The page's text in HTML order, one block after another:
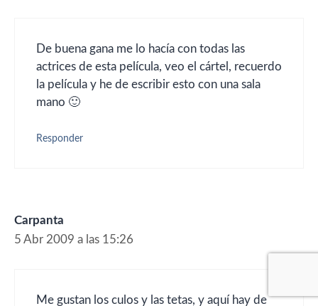
De buena gana me lo hacía con todas las
actrices de esta película, veo el cártel, recuerdo
la película y he de escribir esto con una sala
mano 🙂
Responder
Carpanta
5 Abr 2009 a las 15:26
Me gustan los culos y las tetas, y aquí hay de